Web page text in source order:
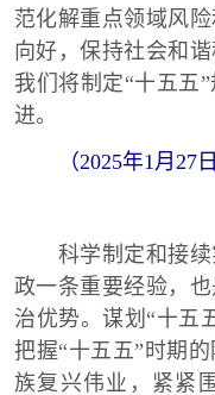
范化解重点领域风
向好，保持社会和
我们将制定“十五五
进。
（2025年1月27
科学制定和接续
政一条重要经验，
治优势。谋划“十五
把握“十五五”时期
族复兴伟业，紧紧